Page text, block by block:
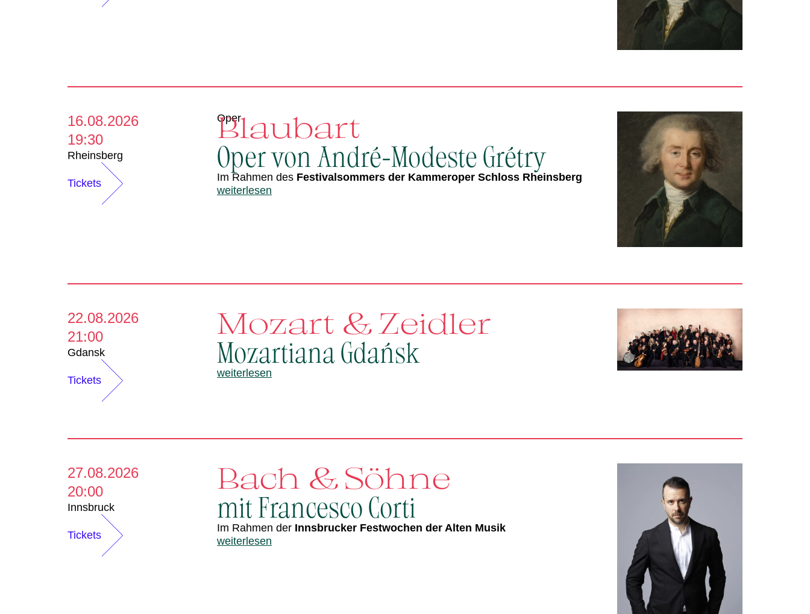
16.08.2026
19:30
Rheinsberg
Tickets
Oper
Blaubart
Oper von André-Modeste Grétry
Im Rahmen des Festivalsommers der Kammeroper Schloss Rheinsberg
weiterlesen
22.08.2026
21:00
Gdansk
Tickets
Mozart & Zeidler
Mozartiana Gdańsk
weiterlesen
27.08.2026
20:00
Innsbruck
Tickets
Bach & Söhne
mit Francesco Corti
Im Rahmen der Innsbrucker Festwochen der Alten Musik
weiterlesen